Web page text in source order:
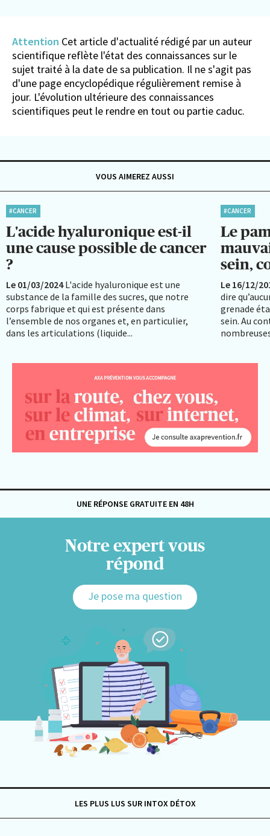
Attention Cet article d'actualité rédigé par un auteur
scientifique reflète l'état des connaissances sur le
sujet traité à la date de sa publication. Il ne s'agit pas
d'une page encyclopédique régulièrement remise à
jour. L'évolution ultérieure des connaissances
scientifiques peut le rendre en tout ou partie caduc.
VOUS AIMEREZ AUSSI
#CANCER
L'acide hyaluronique est-il
une cause possible de cancer
?
Le 01/03/2024 L'acide hyaluronique est une
substance de la famille des sucres, que notre
corps fabrique et qui est présente dans
l’ensemble de nos organes et, en particulier,
dans les articulations (liquide...
#CANCER
Le
sein,
Le 16/12/
dire
grenade
sein. Au
UNE RÉPONSE GRATUITE EN 48H
Notre expert vous
répond
Je pose ma question
LES PLUS LUS SUR INTOX DÉTOX